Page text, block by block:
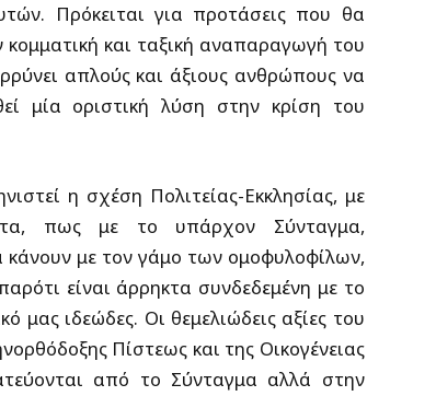
Πρόκειται για προτάσεις που θα
και ταξική αναπαραγωγή του
απλούς και άξιους ανθρώπους να
μία οριστική λύση στην κρίση του
η σχέση Πολιτείας-Εκκλησίας, με
πως με το υπάρχον Σύνταγμα,
με τον γάμο των ομοφυλοφίλων,
είναι άρρηκτα συνδεδεμένη με το
μας ιδεώδες. Οι θεμελιώδεις αξίες του
Πίστεως και της Οικογένειας
από το Σύνταγμα αλλά στην